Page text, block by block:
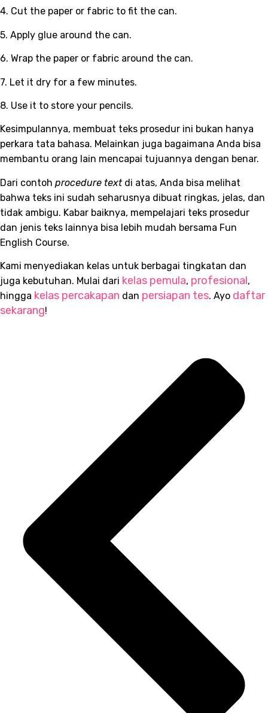
4. Cut the paper or fabric to fit the can.
5. Apply glue around the can.
6. Wrap the paper or fabric around the can.
7. Let it dry for a few minutes.
8. Use it to store your pencils.
Kesimpulannya, membuat teks prosedur ini bukan hanya
perkara tata bahasa. Melainkan juga bagaimana Anda bisa
membantu orang lain mencapai tujuannya dengan benar.
Dari contoh procedure textdi atas, Anda bisa melihat
bahwa teks ini sudah seharusnya dibuat ringkas, jelas, dan
tidak ambigu. Kabar baiknya, mempelajari teks prosedur
dan jenis teks lainnya bisa lebih mudah bersama Fun
English Course.
Kami menyediakan kelas untuk berbagai tingkatan dan
juga kebutuhan. Mulai dari kelas pemula, profesional,
hingga kelas percakapan dan persiapan tes. Ayo daftar
sekarang!